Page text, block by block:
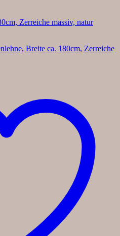
Zerreiche massiv, natur